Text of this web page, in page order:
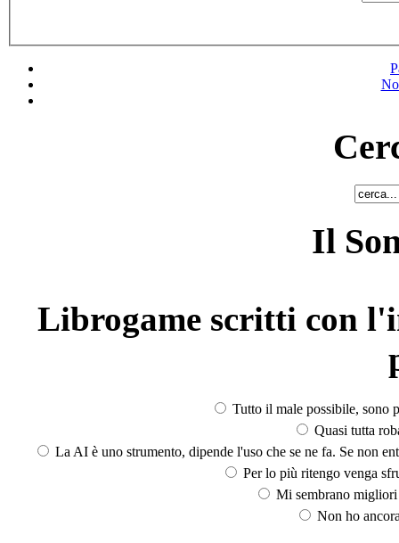
Il
Librogame scritti con
Tutto il male possibile, sono
Quasi tutta
La AI è uno strumento, dipende l'uso che se ne fa. Se non
Per lo più ritengo venga
Mi sembrano
Non ho